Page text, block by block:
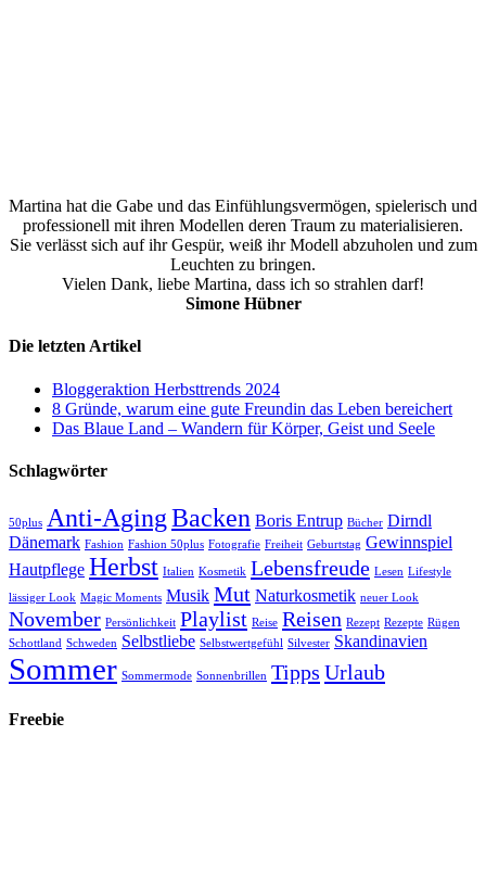
Martina hat die Gabe und das Einfühlungsvermögen, spielerisch und
professionell mit ihren Modellen deren Traum zu materialisieren.
Sie verlässt sich auf ihr Gespür, weiß ihr Modell abzuholen und zum
Leuchten zu bringen.
Vielen Dank, liebe Martina, dass ich so strahlen darf!
Simone Hübner
Die letzten Artikel
Bloggeraktion Herbsttrends 2024
8 Gründe, warum eine gute Freundin das Leben bereichert
Das Blaue Land – Wandern für Körper, Geist und Seele
Schlagwörter
50plus Anti-AgingBacken Boris Entrup Bücher Dirndl
Dänemark Fashion Fashion 50plus Fotografie Freiheit Geburtstag Gewinnspiel
Hautpflege Herbst Italien Kosmetik Lebensfreude Lesen Lifestyle
lässiger Look Magic Moments Musik Mut Naturkosmetik neuer Look
November Persönlichkeit Playlist Reise Reisen Rezept Rezepte Rügen
Schottland Schweden Selbstliebe Selbstwertgefühl Silvester Skandinavien
Sommer Sommermode Sonnenbrillen Tipps Urlaub
Freebie